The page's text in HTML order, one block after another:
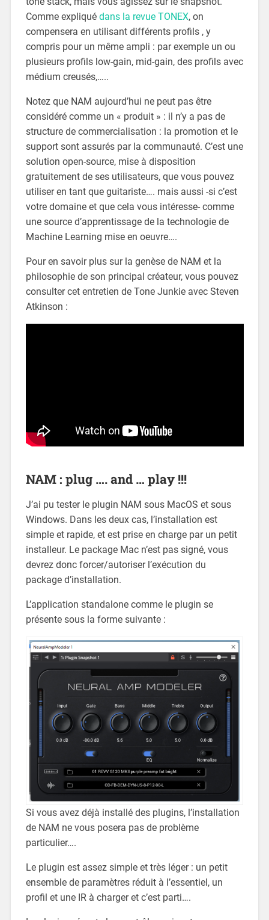
Comme expliqué dans la revue TONEX, on
compensera en utilisant différents profils , y
compris pour un même ampli : par exemple un ou
plusieurs profils low-gain, mid-gain, des profils avec
médium creusés,…..
Notez que NAM aujourd’hui ne peut pas être
considéré comme un « produit » : il n’y a pas de
structure de commercialisation : la promotion et le
support sont assurés par la communauté. C’est une
solution open-source, mise à disposition
gratuitement de ses utilisateurs, que vous pouvez
utiliser en tant que guitariste…. mais aussi -si c’est
votre domaine et que cela vous intéresse- comme
une source d’apprentissage de la technologie de
Machine Learning mise en oeuvre….
Pour en savoir plus sur la genèse de NAM et la
philosophie de son principal créateur, vous pouvez
consulter cet entretien de Tone Junkie avec Steven
Atkinson :
NAM : plug …. and … play !!!
J’ai pu tester le plugin NAM sous MacOS et sous
Windows. Dans les deux cas, l’installation est
simple et rapide, et est prise en charge par un petit
installeur. Le package Mac n’est pas signé, vous
devrez donc forcer/autoriser l’exécution du
package d’installation.
L’application standalone comme le plugin se
présente sous la forme suivante :
Si vous avez déjà installé des plugins, l’installation
de NAM ne vous posera pas de problème
particulier….
Le plugin est assez simple et très léger : un petit
ensemble de paramètres réduit à l’essentiel, un
profil et une IR à charger et c’est parti….